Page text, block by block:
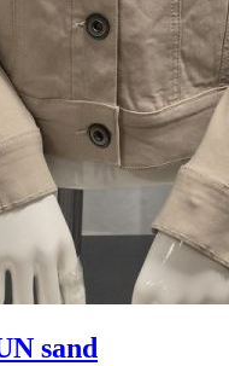
sand